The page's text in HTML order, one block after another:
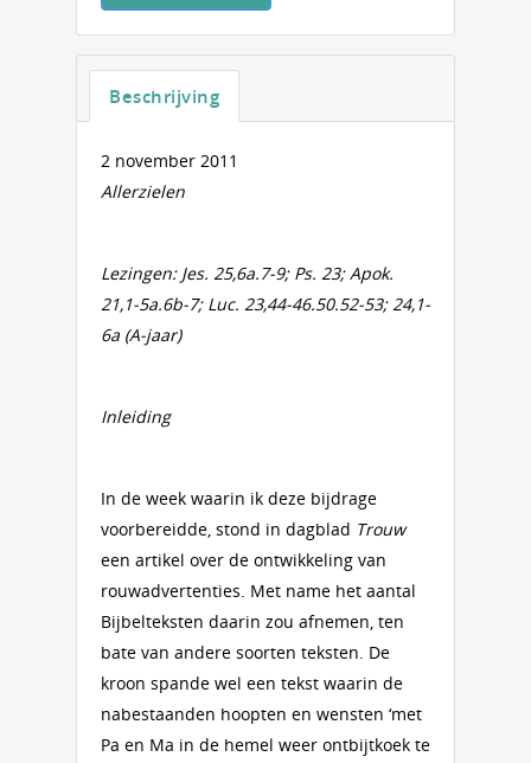
Beschrijving
2 november 2011
Allerzielen
Lezingen: Jes. 25,6a.7-9; Ps. 23; Apok.
21,1-5a.6b-7; Luc. 23,44-46.50.52-53; 24,1-
6a (A-jaar)
Inleiding
In de week waarin ik deze bijdrage
voorbereidde, stond in dagblad Trouw
een artikel over de ontwikkeling van
rouwadvertenties. Met name het aantal
Bijbelteksten daarin zou afnemen, ten
bate van andere soorten teksten. De
kroon spande wel een tekst waarin de
nabestaanden hoopten en wensten ‘met
Pa en Ma in de hemel weer ontbijtkoek te